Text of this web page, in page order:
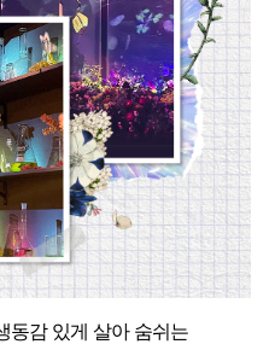
동감 있게 살아 숨쉬는